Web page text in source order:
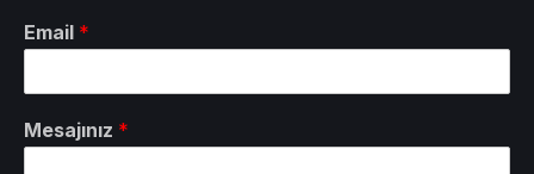
Email *
Mesajınız *